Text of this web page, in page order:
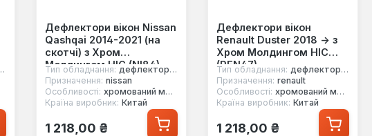
Дефлектори вікон Nissan
Qashqai 2014-2021 (на
скотчі) з Хром
Молдингом HIC (NI84)
Тип обладнання: дефлектори вікон
Призначення: nissan
Особливості: хромований молдинг
Країна виробник: Китай
Звичайна ціна:
1 218,00 ₴
Дефлектори вікон
Renault Duster 2018 -> з
Хром Молдингом HIC
(REN47)
Тип обладнання: дефлектори вікон
Призначення: renault
Особливості: хромований молдинг
Країна виробник: Китай
Звичайна ціна:
1 218,00 ₴